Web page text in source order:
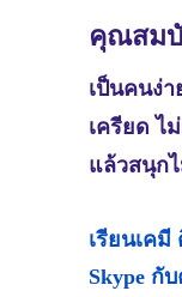
คุณสม
เป็นคนง่
เครียด ไ
แล้วสนุกไ
เรียนเค
Skype กั